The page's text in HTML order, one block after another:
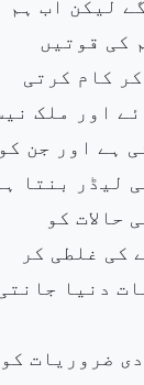
لیکن اب ہم
کی قوتیں
کام کرتی
اور ملک
ہے اور جن
لیڈر بنتا
حالات کو
کی غلطی کر
دنیا
ضروریات کو